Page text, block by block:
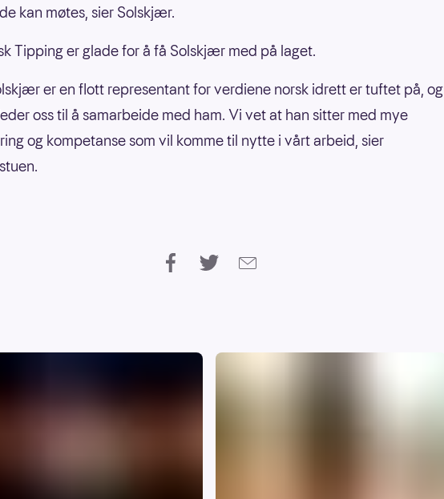
kan møtes, sier Solskjær.
Tipping er glade for å få Solskjær med på laget.
er en flott representant for verdiene norsk idrett er tuftet på, og
oss til å samarbeide med ham. Vi vet at han sitter med mye
og kompetanse som vil komme til nytte i vårt arbeid, sier